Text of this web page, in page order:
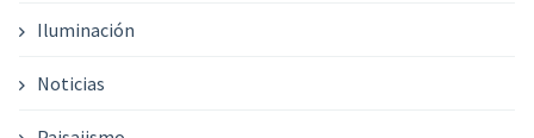
Iluminación
Noticias